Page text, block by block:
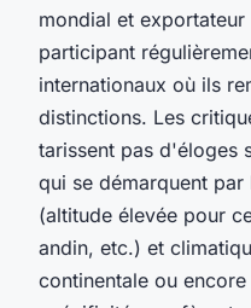
mondial et
participant
internationaux où ils
distinctions. Les
tarissent pas d'éloges
qui se démarquent
(altitude élevée pour
andin, etc.) et
continentale ou